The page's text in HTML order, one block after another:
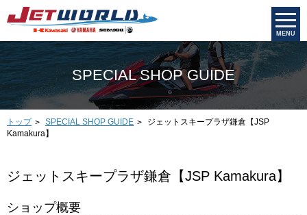
MENU
SPECIAL SHOP GUIDE
トップ SPECIAL SHOP GUIDE
ジェットスキープラザ鎌倉【JSP
Kamakura】
ジェットスキープラザ鎌倉【JSP Kamakura】
ショップ概要